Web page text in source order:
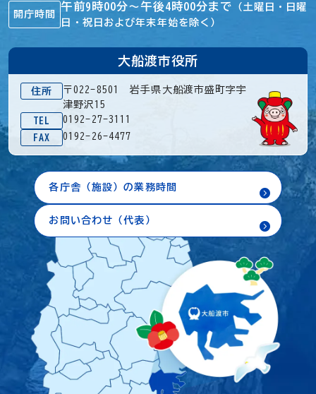
開庁時間
午前9時00分～午後4時00分まで
（土曜日・日曜
日・祝日および年末年始を除く）
大船渡市役所
住所
〒022-8501 岩手県大船渡市盛町字宇
津野沢15
TEL
0192-27-3111
FAX
0192-26-4477
各庁舎（施設）の業務時間
お問い合わせ（代表）